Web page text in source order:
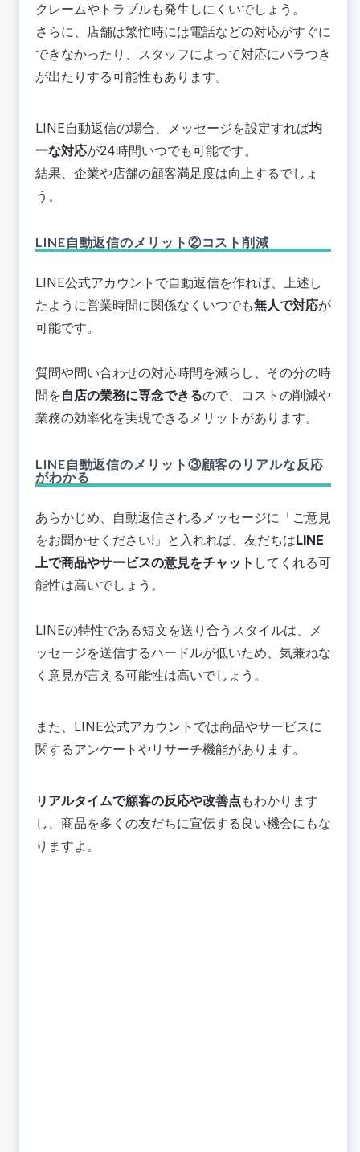
クレームやトラブルも発生しにくいでしょう。
さらに、店舗は繁忙時には電話などの対応がすぐに
できなかったり、スタッフによって対応にバラつき
が出たりする可能性もあります。
LINE自動返信の場合、メッセージを設定すれば均
一な対応が24時間いつでも可能です。
結果、企業や店舗の顧客満足度は向上するでしょ
う。
LINE自動返信のメリット②コスト削減
LINE公式アカウントで自動返信を作れば、上述し
たように営業時間に関係なくいつでも無人で対応が
可能です。
質問や問い合わせの対応時間を減らし、その分の時
間を自店の業務に専念できるので、コストの削減や
業務の効率化を実現できるメリットがあります。
LINE自動返信のメリット③顧客のリアルな反応
がわかる
あらかじめ、自動返信されるメッセージに「ご意見
をお聞かせください!」と入れれば、友だちはLINE
上で商品やサービスの意見をチャット してくれる可
能性は高いでしょう。
LINEの特性である短文を送り合うスタイルは、メ
ッセージを送信するハードルが低いため、気兼ねな
く意見が言える可能性は高いでしょう。
また、LINE公式アカウントでは商品やサービスに
関するアンケートやリサーチ機能があります。
リアルタイムで顧客の反応や改善点 もわかります
し、商品を多くの友だちに宣伝する良い機会にもな
りますよ。